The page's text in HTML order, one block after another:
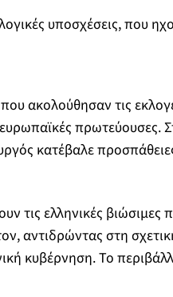
υποσχέσεις, που
ακολούθησαν τις
πρωτεύουσες.
κατέβαλε
τις ελληνικές βιώσιμες
αντιδρώντας στη
κυβέρνηση. Το